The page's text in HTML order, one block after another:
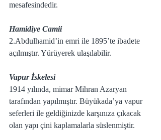
mesafesindedir.
Hamidiye Camii
2.Abdulhamid’in emri ile 1895’te ibadete
açılmıştır. Yürüyerek ulaşılabilir.
Vapur İskelesi
1914 yılında, mimar Mihran Azaryan
tarafından yapılmıştır. Büyükada’ya vapur
seferleri ile geldiğinizde karşınıza çıkacak
olan yapı çini kaplamalarla süslenmiştir.